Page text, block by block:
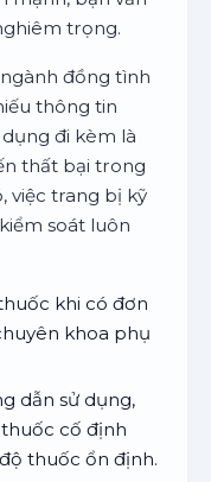
trọng.
đồng tình
thông tin
đi kèm là
thất bại trong
việc trang bị kỹ
soát luôn
khi có đơn
khoa phụ
dẫn sử dụng,
cố định
thuốc ổn định.